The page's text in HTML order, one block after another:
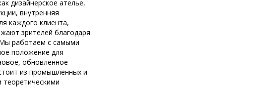
дизайнерское ателье,
внутренняя
каждого клиента,
зрителей благодаря
работаем с самыми
положение для
обновленное
из промышленных и